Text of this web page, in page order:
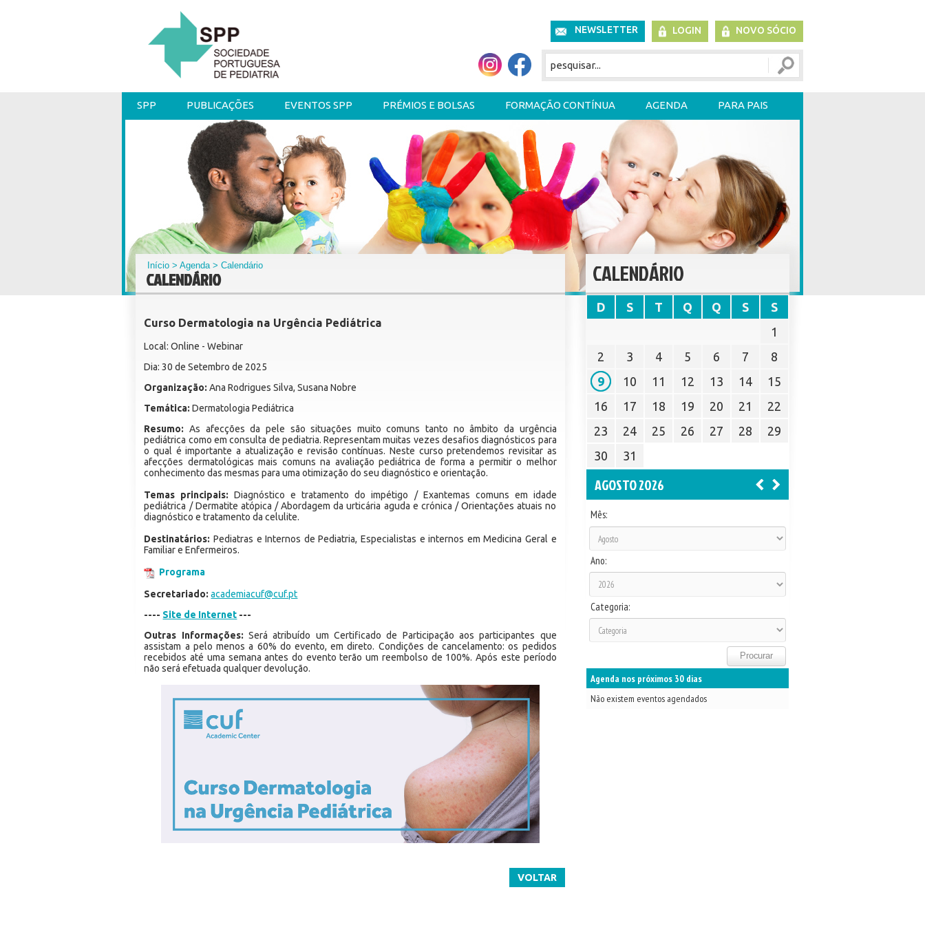
NEWSLETTER LOGIN NOVO SÓCIO
SPP PUBLICAÇÕES EVENTOS SPP PRÉMIOS E BOLSAS FORMAÇÃO CONTÍNUA AGENDA PARA PAIS
Início >Agenda> Calendário
CALENDÁRIO
Curso Dermatologia na Urgência Pediátrica
Local: Online - Webinar
Dia: 30 de Setembro de 2025
Organização: Ana Rodrigues Silva, Susana Nobre
Temática: Dermatologia Pediátrica
Resumo: As afecções da pele são situações muito comuns tanto no âmbito da urgência
pediátrica como em consulta de pediatria. Representam muitas vezes desafios diagnósticos para
o qual é importante a atualização e revisão contínuas. Neste curso pretendemos revisitar as
afecções dermatológicas mais comuns na avaliação pediátrica de forma a permitir o melhor
conhecimento das mesmas para uma otimização do seu diagnóstico e orientação.
Temas principais: Diagnóstico e tratamento do impétigo / Exantemas comuns em idade
pediátrica / Dermatite atópica / Abordagem da urticária aguda e crónica / Orientações atuais no
diagnóstico e tratamento da celulite.
Destinatários: Pediatras e Internos de Pediatria, Especialistas e internos em Medicina Geral e
Familiar e Enfermeiros.
Programa
Secretariado: academiacuf@cuf.pt
---- Site de Internet ---
Outras Informações:Será atribuído um Certificado de Participação aos participantes que
assistam a pelo menos a 60% do evento, em direto. Condições de cancelamento: os pedidos
recebidos até uma semana antes do evento terão um reembolso de 100%. Após este período
não será efetuada qualquer devolução.
VOLTAR
CALENDÁRIO
D S T Q Q S
S
1
2
3 4 5 6 7
8
9
10 11 12 13 14
15
16
17 18 19 20 21
22
23
24 25 26 27 28
29
30
31
AGOSTO 2026
Mês:
Ano:
Categoria:
Agenda nos próximos 30 dias
Não existem eventos agendados